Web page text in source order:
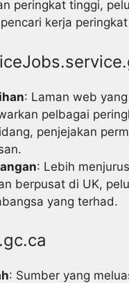
peringkat tinggi,
kerja
: Laman web
pelbagai
penjejakan
: Lebih
berpusat di UK,
yang terhad.
: Sumber yang